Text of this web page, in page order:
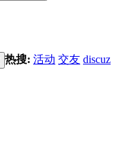
热搜: 活动 交友 discuz